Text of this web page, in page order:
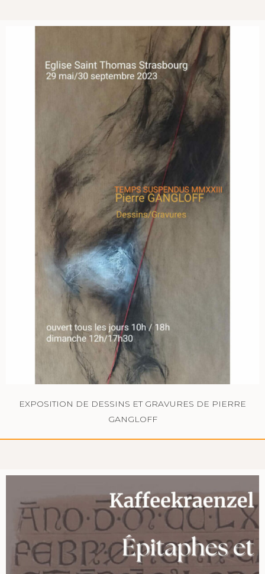
EXPOSITION DE DESSINS ET GRAVURES DE PIERRE
GANGLOFF